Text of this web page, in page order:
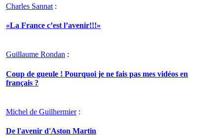
Charles Sannat :
«La France c’est l’avenir!!!»
Guillaume Rondan :
Coup de gueule ! Pourquoi je ne fais pas mes vidéos en
français ?
Michel de Guilhermier:
De l'avenir d'Aston Martin